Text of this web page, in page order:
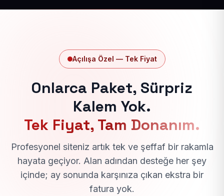
Açılışa Özel — Tek Fiyat
Onlarca Paket, Sürpriz
Kalem Yok.
Tek Fiyat, Tam Donanım.
Profesyonel siteniz artık tek ve şeffaf bir rakamla
hayata geçiyor. Alan adından desteğe her şey
içinde; ay sonunda karşınıza çıkan ekstra bir
fatura yok.